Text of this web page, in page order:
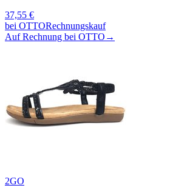
37,55 €
bei OTTORechnungskauf
Auf Rechnung bei OTTO →
2GO